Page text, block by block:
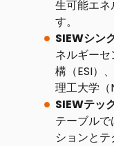
生可能エネ
す。
SIEWシン
ネルギー
構（ESI）
理工大学（
SIEWテッ
テーブル
ションとテ